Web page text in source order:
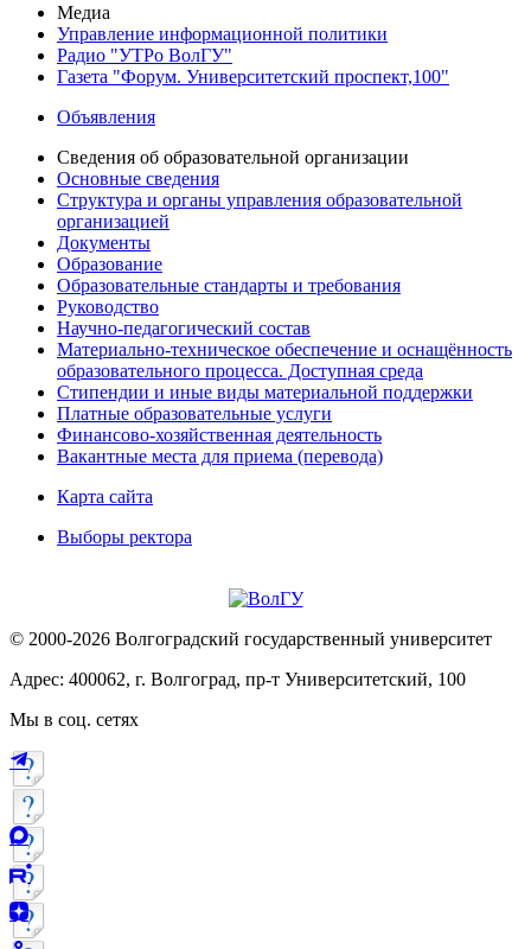
Медиа
Управление информационной политики
Радио "УТРо ВолГУ"
Газета "Форум. Университетский проспект,100"
Объявления
Сведения об образовательной организации
Основные сведения
Структура и органы управления образовательной
организацией
Документы
Образование
Образовательные стандарты и требования
Руководство
Научно-педагогический состав
Материально-техническое обеспечение и оснащённость
образовательного процесса. Доступная среда
Стипендии и иные виды материальной поддержки
Платные образовательные услуги
Финансово-хозяйственная деятельность
Вакантные места для приема (перевода)
Карта сайта
Выборы ректора
© 2000-2026 Волгоградский государственный университет
Адрес: 400062, г. Волгоград, пр-т Университетский, 100
Мы в соц. сетях